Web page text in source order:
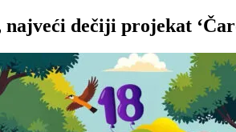
najveći dečiji projekat